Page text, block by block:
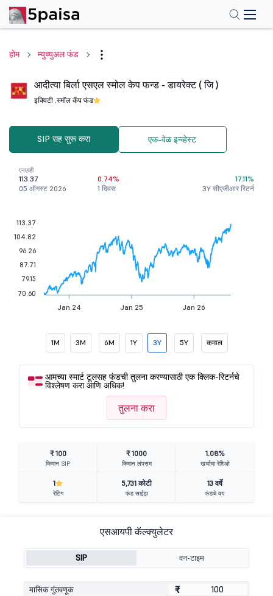
होम म्युच्युअल फंड
आदीत्या बिर्ला एसएल स्मोल केप फन्ड - डायरेक्ट ( जि )
इक्विटी .स्मॉल कॅप फंड
SIP सह सुरू करा एक-वेळ इन्व्हेस्ट
एनएव्ही
113.37
05 ऑगस्ट 2026
0.74%
1 दिवस
17.11%
3Y सीएजीआर रिटर्न
Jan 24 Jan 25 Jan 26
113.37
104.82
96.26
87.71
79.15
70.60
1M 3M 6M 1Y 3Y 5Y कमाल
आमच्या स्मार्ट टूलसह फंडची तुलना करण्यासाठी एक क्लिक-रिटर्नचे
विश्लेषण करा आणि अधिक!
तुलना करा
₹ 100
किमान SIP
₹ 1000
किमान लंपसम
1.08%
खर्चाचा रेशिओ
1
रेटिंग
5,731 कोटी
फंड साईझ
13 वर्षे
फंडचे वय
एसआयपी कॅल्क्युलेटर
SIP वन-टाइम
मासिक गुंतवणूक ₹
₹